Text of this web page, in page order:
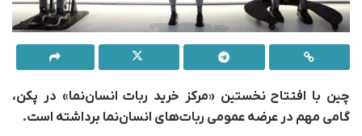
چین با افتتاح نخستین «مرکز خرید ربات انسان‌نما» در پکن،
گامی مهم در عرضه عمومی ربات‌های انسان‌نما برداشته است.